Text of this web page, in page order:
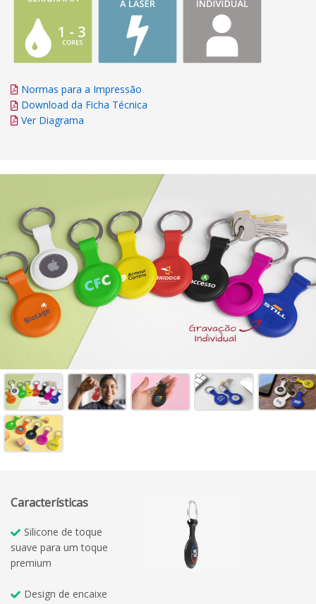
Normas para a Impressão
Download da Ficha Técnica
Ver Diagrama
Características
Silicone de toque
suave para um toque
premium
Design de encaixe